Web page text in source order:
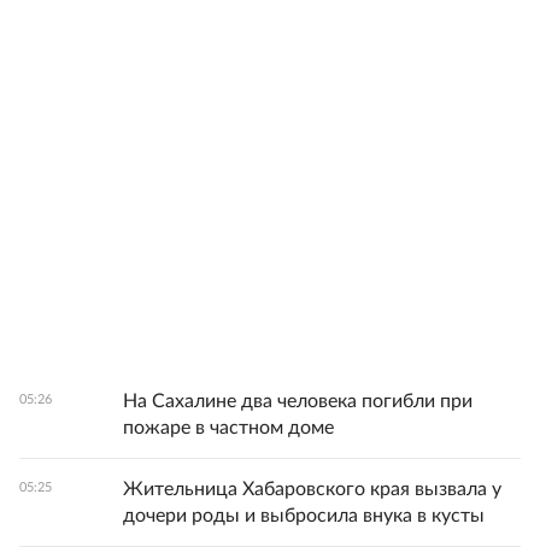
05:26
На Сахалине два человека погибли при
пожаре в частном доме
05:25
Жительница Хабаровского края вызвала у
дочери роды и выбросила внука в кусты